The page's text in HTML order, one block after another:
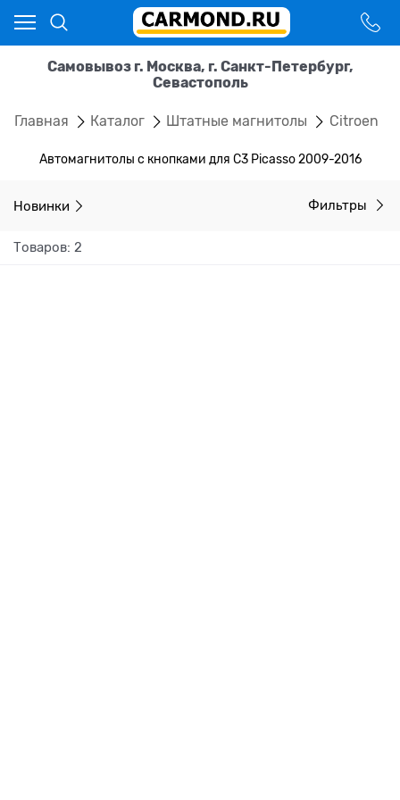
Самовывоз г. Москва, г. Санкт-Петербург,
Севастополь
Главная Каталог Штатные магнитолы Citroen
Автомагнитолы с кнопками для C3 Picasso 2009-2016
Новинки Фильтры
Товаров: 2